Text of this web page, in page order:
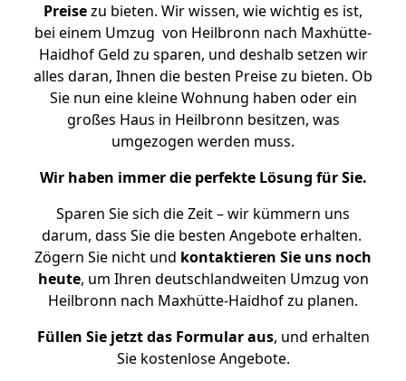
Preisezu bieten. Wir wissen, wie wichtig es ist,
bei einem Umzug von Heilbronn nach Maxhütte-
Haidhof Geld zu sparen, und deshalb setzen wir
alles daran, Ihnen die besten Preise zu bieten. Ob
Sie nun eine kleine Wohnung haben oder ein
großes Haus in Heilbronn besitzen, was
umgezogen werden muss.
Wir haben immer die perfekte Lösung für Sie.
Sparen Sie sich die Zeit – wir kümmern uns
darum, dass Sie die besten Angebote erhalten.
Zögern Sie nicht und kontaktieren Sie uns noch
heute, um Ihren deutschlandweiten Umzug von
Heilbronn nach Maxhütte-Haidhof zu planen.
Füllen Sie jetzt das Formular aus, und erhalten
Sie kostenlose Angebote.